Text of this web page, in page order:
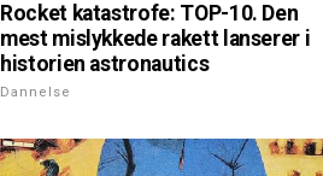
Rocket katastrofe: TOP-10. Den
mest mislykkede rakett lanserer i
historien astronautics
Dannelse